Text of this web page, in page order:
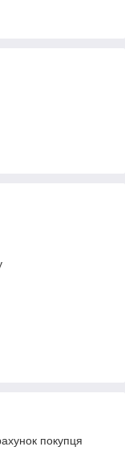
покупця